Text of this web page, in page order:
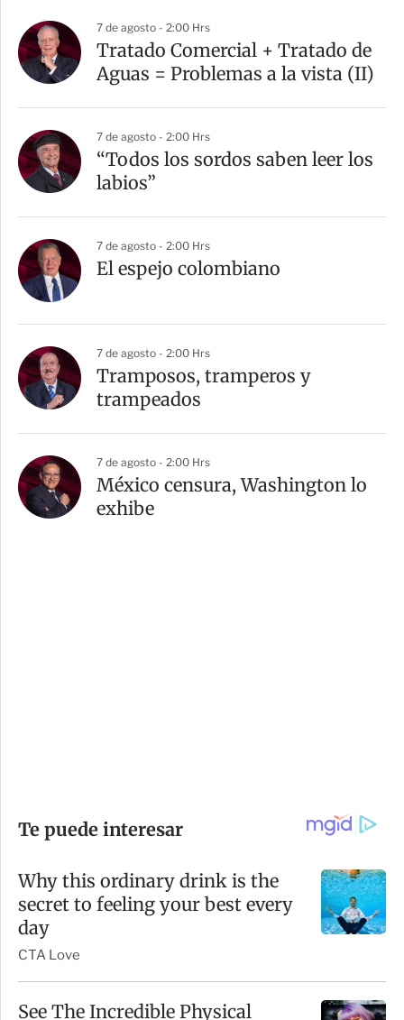
7 de agosto - 2:00 Hrs
Tratado Comercial + Tratado de
Aguas = Problemas a la vista (II)
7 de agosto - 2:00 Hrs
“Todos los sordos saben leer los
labios”
7 de agosto - 2:00 Hrs
El espejo colombiano
7 de agosto - 2:00 Hrs
Tramposos, tramperos y
trampeados
7 de agosto - 2:00 Hrs
México censura, Washington lo
exhibe